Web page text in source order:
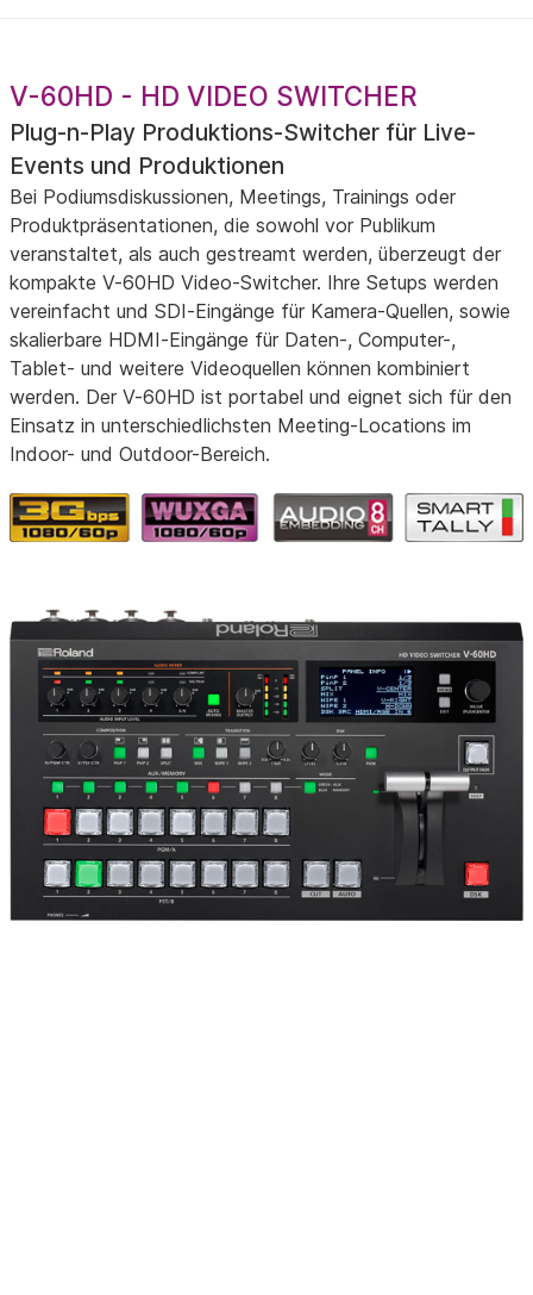
V-60HD - HD VIDEO SWITCHER
Plug-n-Play Produktions-Switcher für Live-
Events und Produktionen
Bei Podiumsdiskussionen, Meetings, Trainings oder
Produktpräsentationen, die sowohl vor Publikum
veranstaltet, als auch gestreamt werden, überzeugt der
kompakte V-60HD Video-Switcher. Ihre Setups werden
vereinfacht und SDI-Eingänge für Kamera-Quellen, sowie
skalierbare HDMI-Eingänge für Daten-, Computer-,
Tablet- und weitere Videoquellen können kombiniert
werden. Der V-60HD ist portabel und eignet sich für den
Einsatz in unterschiedlichsten Meeting-Locations im
Indoor- und Outdoor-Bereich.